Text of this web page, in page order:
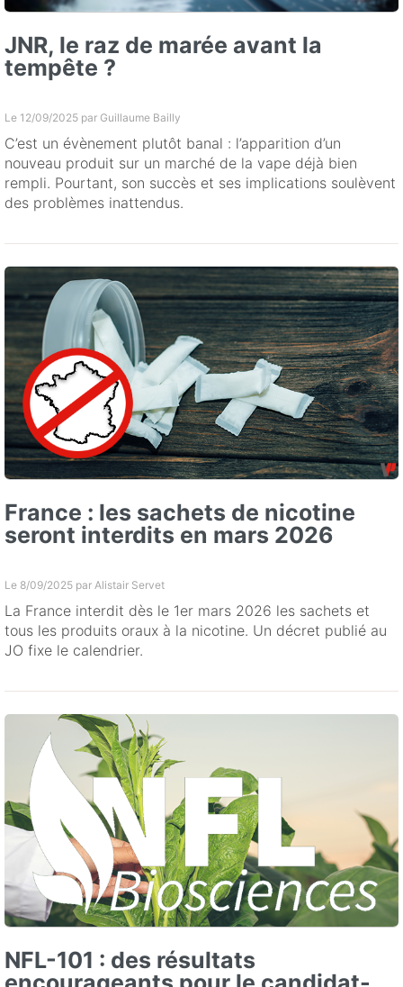
JNR, le raz de marée avant la
tempête ?
Le 12/09/2025 par Guillaume Bailly
C’est un évènement plutôt banal : l’apparition d’un
nouveau produit sur un marché de la vape déjà bien
rempli. Pourtant, son succès et ses implications soulèvent
des problèmes inattendus.
France : les sachets de nicotine
seront interdits en mars 2026
Le 8/09/2025 par Alistair Servet
La France interdit dès le 1er mars 2026 les sachets et
tous les produits oraux à la nicotine. Un décret publié au
JO fixe le calendrier.
NFL-101 : des résultats